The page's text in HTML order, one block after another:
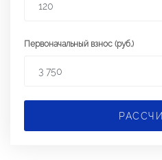
Первоначальный взнос (руб.)